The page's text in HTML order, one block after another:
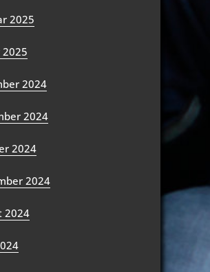
2025
2025
2024
2024
2024
2024
2024